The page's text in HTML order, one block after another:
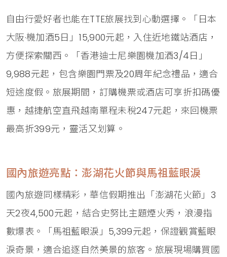
自由行愛好者也能在TTE旅展找到心動選擇。「日本
大阪·機加酒5日」15,900元起，入住近地鐵站酒店，
方便探索關西。「香港迪士尼樂園機加酒3/4日」
9,988元起，包含樂園門票及20周年紀念禮品，適合
短途度假。旅展期間，訂購機票或酒店可享折扣碼優
惠，越捷航空直飛越南單程未稅247元起，來回機票
最高折399元，靈活又划算。
國內旅遊亮點：澎湖花火節與馬祖藍眼淚
國內旅遊同樣精彩，華信假期推出「澎湖花火節」3
天2夜4,500元起，結合史努比主題煙火秀，浪漫指
數爆表。「馬祖藍眼淚」5,399元起，保證觀賞藍眼
淚奇景，適合追逐自然美景的旅客。旅展現場購買國